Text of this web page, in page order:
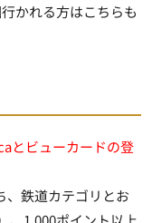
かれる方はこちらも
とビューカードの登
、鉄道カテゴリとお